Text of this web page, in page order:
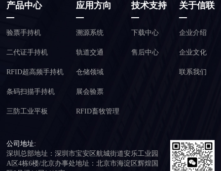
产品中心
验票手持机
二代证手持机
RFID超高频手持机
条码扫描手持机
三防工业平板
应用方向
溯源系统
轨道交通
仓储领域
展会验票
RFID畜牧管理
技术支持
下载中心
售后中心
关于信联
企业介绍
企业文化
联系我们
公司地址:
深圳总部地址：深圳市宝安区航城街道安乐工业园
A区4栋6楼/北京办事处地址：北京市海淀区辉煌国